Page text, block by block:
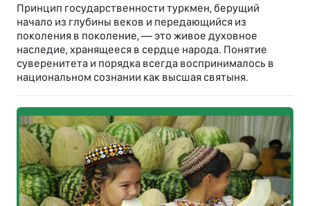
Принцип государственности туркмен, берущий
начало из глубины веков и передающийся из
поколения в поколение, — это живое духовное
наследие, хранящееся в сердце народа. Понятие
суверенитета и порядка всегда воспринималось в
национальном сознании как высшая святыня.